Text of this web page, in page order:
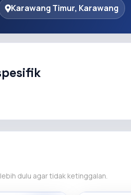
Karawang Timur, Karawang
dulu agar tidak ketinggalan.